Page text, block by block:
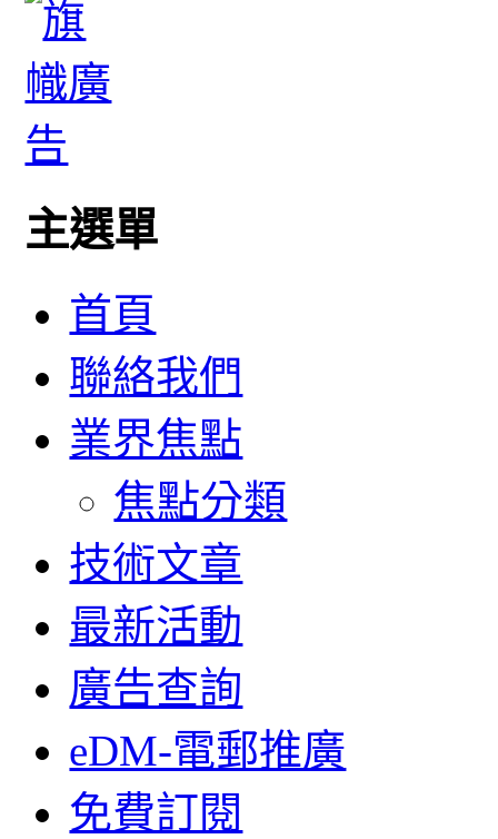
主選單
首頁
聯絡我們
業界焦點
焦點分類
技術文章
最新活動
廣告查詢
eDM-電郵推廣
免費訂閱